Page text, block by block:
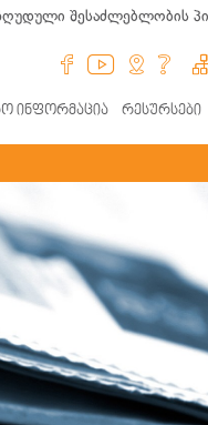
შესაძლებლობის
ინფორმაცია რესურსები